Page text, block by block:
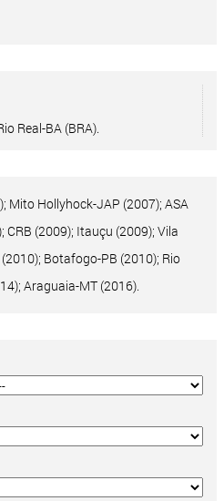
Real-BA (BRA).
Mito Hollyhock-JAP (2007); ASA
(2009); Itauçu (2009); Vila
Botafogo-PB (2010); Rio
Araguaia-MT (2016).